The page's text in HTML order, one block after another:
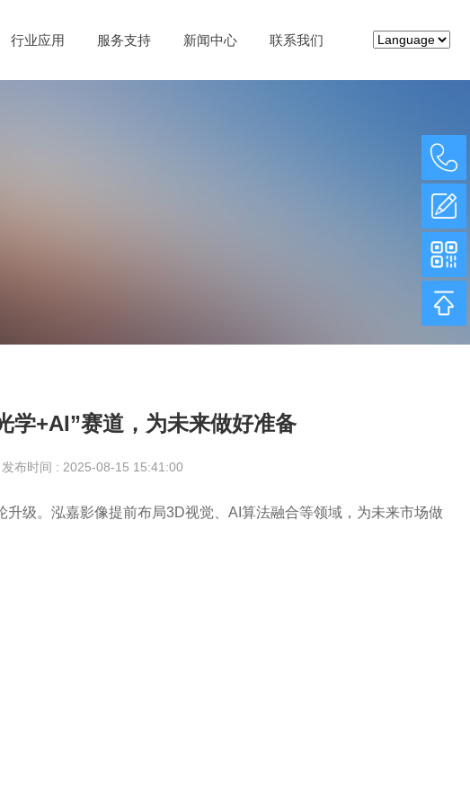
行业应用 服务支持 新闻中心 联系我们
学+AI”赛道，为未来做好准备
布时间 : 2025-08-15 15:41:00
升级。泓嘉影像提前布局3D视觉、AI算法融合等领域，为未来市场做